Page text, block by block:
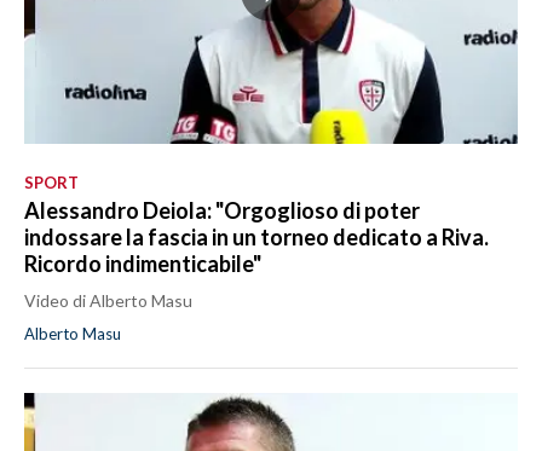
SPORT
Alessandro Deiola: "Orgoglioso di poter
indossare la fascia in un torneo dedicato a Riva.
Ricordo indimenticabile"
Video di Alberto Masu
Alberto Masu